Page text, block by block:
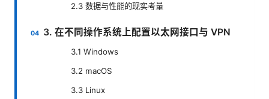
2.3 数据与性能的现实考量
3. 在不同操作系统上配置以太网接口与 VPN
3.1 Windows
3.2 macOS
3.3 Linux